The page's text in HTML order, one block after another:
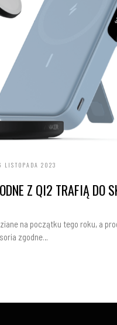
LISTOPADA 2023
Z QI2 TRAFIĄ DO
na początku tego roku, a
zgodne…